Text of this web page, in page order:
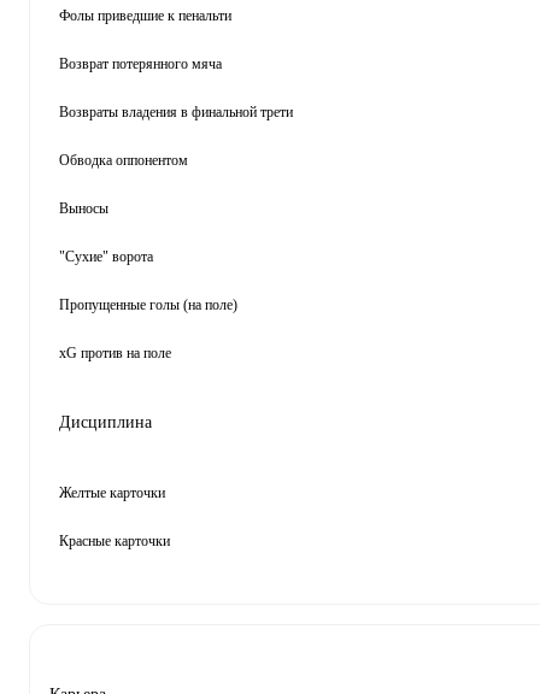
Фолы приведшие к пенальти
Возврат потерянного мяча
Возвраты владения в финальной трети
Обводка оппонентом
Выносы
"Сухие" ворота
Пропущенные голы (на поле)
xG против на поле
Дисциплина
Желтые карточки
Красные карточки